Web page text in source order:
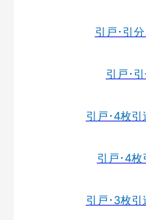
引戸･引
引戸･
引戸･4枚引
引戸･4枚
引戸･3枚引